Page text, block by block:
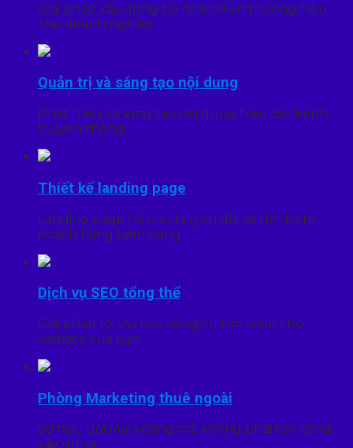
Giải pháp xây dựng bộ nhận diện thương hiệu
cho doanh nghiệp
Quản trị và sáng tạo nội dung
Phát triển và sáng tạo nội dung trên các kênh
truyền thông
Thiết kế landing page
Landing page tối ưu chuyển đổi và tìm kiếm
khách hàng tiềm năng
Dịch vụ SEO tổng thể
Giải pháp tối ưu hóa công cụ tìm kiếm cho
website của bạn
Phòng Marketing thuê ngoài
Sở hữu đội Marketing mà không phải tốn công
xây dựng